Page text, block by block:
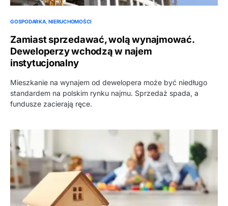
GOSPODARKA NIERUCHOMOŚCI
Zamiast sprzedawać, wolą wynajmować.
Deweloperzy wchodzą w najem
instytucjonalny
Mieszkanie na wynajem od dewelopera może być niedługo
standardem na polskim rynku najmu. Sprzedaż spada, a
fundusze zacierają ręce.